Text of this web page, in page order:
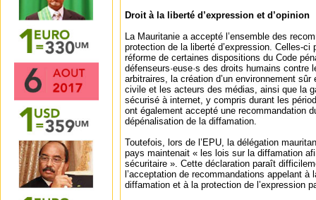
Droit à la liberté d’expression et d’opinion
La Mauritanie a accepté l’ensemble des
protection de la liberté d’expression. Celles-ci
réforme de certaines dispositions du Code
défenseurs·euse·s des droits humains contre
arbitraires, la création d’un environnement
civile et les acteurs des médias, ainsi que la
sécurisé à internet, y compris durant les
ont également accepté une recommandation
dépénalisation de la diffamation.
Toutefois, lors de l’EPU, la délégation
pays maintenait « les lois sur la diffamation
sécuritaire ». Cette déclaration paraît
l’acceptation de recommandations appelant à
diffamation et à la protection de l’expression